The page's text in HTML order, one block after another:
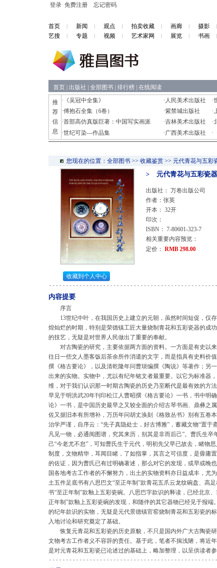
登录 免费注册 忘记密码
首页 新闻 观点 拍卖收藏 画廊
摄影
艺搜
专题 视频 艺术家网 展览 书画
首页 出版社 全部图书 排行榜 在线阅读
推
荐
信
息
· 《吴冠中全集》 · 人民美术出版社 ·
·傅抱石全集（6卷） ·紫禁城出版社 ·
·首部高仿真版巨著：中国写实画派 ·吉林美术出版社 ·
·世纪可染---作品集 ·广西美术出版社 ·
您现在的位置：全部图书 >> 收藏鉴赏 >> 元代青花与五彩
> 元代青花与五彩瓷器
出版社： 万卷出版公司
作者：张英
开本： 32开
印次：
ISBN： 7-80601-323-7
相关重要内容预览：
定价： RMB 298.00
收藏到个人中心
内容提要
序言
13世纪中叶，在我国历史上建立的元朝，虽然时间短促，仅
煌灿烂的时期，特别是荣德镇工匠大量烧制青花和五彩瓷器的成
的技艺，无疑是对世界人民做出了重要的奉献。
对古陶瓷的研究，主要依据两方面的资料。一方面是有史以
往日一些文人墨客饭后茶余所作消遣的文字，而是指具有史料价
撰《格古要论》，以及清乾隆年问曹琰编撰《陶说》等著作；另
出来的实物。实物中，尤以有纪年铭文者最重要。以它为标准器
维，对于我们认识那一时期古陶瓷的历史乃至断代是最有效的方
早见于明洪武20年刊印松江人曹昭撰《格古要论》一书，书中明
论》一书，是中国历史最早之又较全面的介绍古琴书画、鼎彝之
佐又据旧本有所增补，万历年问胡丈涣刻《格致丛书》别有五卷
治学严谨，自序云：“先子真隐处士，好古博雅”，蓄藏文物“置于
凡见一物，必通阅图谱，究其来历，别其是非而后己”。曹氏生卒
己“今老尤不怠”，可知曹氏生于元代，明初先父早已故去，睹物
制度，文物精华，耳闻目睹，了如指掌，其言之可信度，是毋庸
的佐证，因为曹氏已有过明确著述，那么对它的发现，或早或晚
国各地考古工作者的不懈努力，出土的实物资料亦日益成丰，尤
土五件足底书有八思巴文“至正年制”款青花五爪云龙纹碗盘、高
书“至正年制”款釉上五彩瓷碗。八思巴字款识的释读，已经北京
正年制”款釉上五彩瓷碗的发现，和随伴的其它器物已经见于报
的纪年款识的实物，无疑是元代景德镇官窑烧制青花和五彩瓷的
入地讨论和研究奠定了基础。
恢复元青花和五彩瓷的历史原貌，不只是国内外广大古陶瓷
文物考古工作者义不容辞的责任。基于此，笔者不揣浅陋，将近
是对元青花和五彩瓷已论述过的基础上，略加整理，以呈供读者